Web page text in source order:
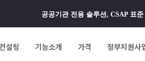
공공기관 전용 솔루션, CSAP 표
설팅 기능소개 가격 정부지원사